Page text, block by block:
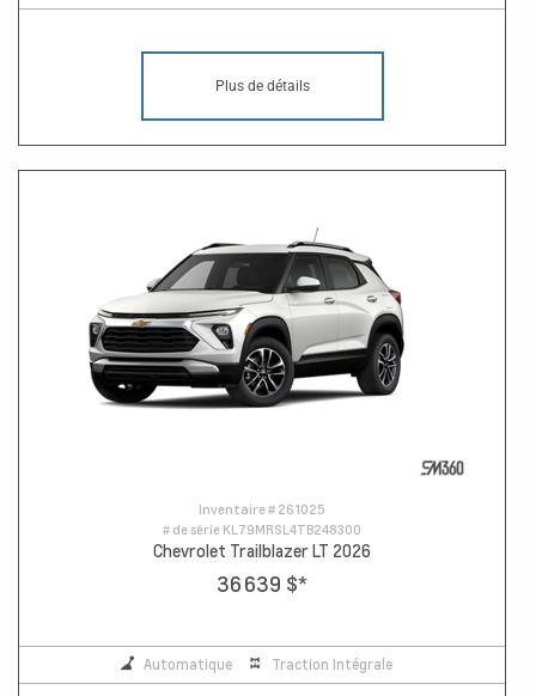
Plus de détails
Inventaire # 261025
# de série KL79MRSL4TB248300
Chevrolet Trailblazer LT 2026
36 639 $*
Automatique Traction Intégrale